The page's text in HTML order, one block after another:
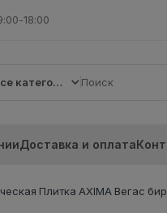
18:00
Все категории
Доставка и оплата
Плитка AXIMA Вегас